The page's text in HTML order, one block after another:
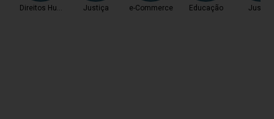
Direitos Humanos Justiça e-Commerce Educação Justiça